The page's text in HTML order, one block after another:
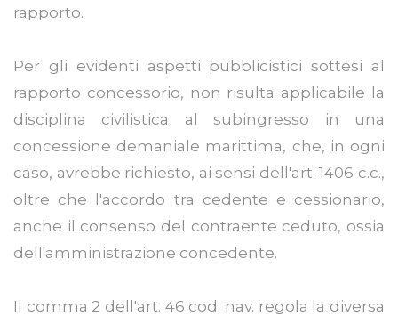
rapporto.
Per gli evidenti aspetti pubblicistici sottesi al
rapporto concessorio, non risulta applicabile la
disciplina civilistica al subingresso in una
concessione demaniale marittima, che, in ogni
caso, avrebbe richiesto, ai sensi dell'art. 1406 c.c.,
oltre che l'accordo tra cedente e cessionario,
anche il consenso del contraente ceduto, ossia
dell'amministrazione concedente.
Il comma 2 dell'art. 46 cod. nav. regola la diversa